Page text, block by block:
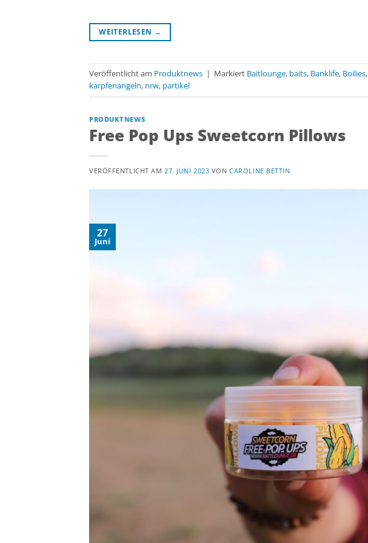
WEITERLESEN →
Veröffentlicht am Produktnews | Markiert Baitlounge, baits, Banklife, Boilies,
karpfenangeln, nrw, partikel
PRODUKTNEWS
Free Pop Ups Sweetcorn Pillows
VERÖFFENTLICHT AM27. JUNI 2023 VONCAROLINE BETTIN
27
Juni